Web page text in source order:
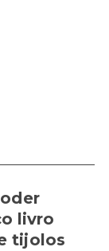
livro
tijolos